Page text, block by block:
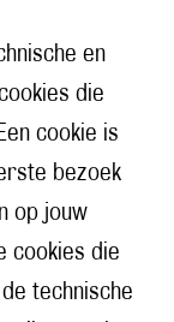
en
die
cookie is
bezoek
op jouw
cookies die
technische